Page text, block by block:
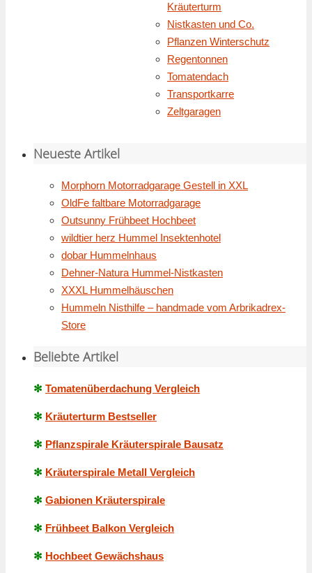
Kräuterturm
Nistkasten und Co.
Pflanzen Winterschutz
Regentonnen
Tomatendach
Transportkarre
Zeltgaragen
Neueste Artikel
Morphorn Motorradgarage Gestell in XXL
OldFe faltbare Motorradgarage
Outsunny Frühbeet Hochbeet
wildtier herz Hummel Insektenhotel
dobar Hummelnhaus
Dehner-Natura Hummel-Nistkasten
XXXL Hummelhäuschen
Hummeln Nisthilfe – handmade vom Arbrikadrex-
Store
Beliebte Artikel
✻ Tomatenüberdachung Vergleich
✻ Kräuterturm Bestseller
✻ Pflanzspirale Kräuterspirale Bausatz
✻ Kräuterspirale Metall Vergleich
✻ Gabionen Kräuterspirale
✻ Frühbeet Balkon Vergleich
✻ Hochbeet Gewächshaus